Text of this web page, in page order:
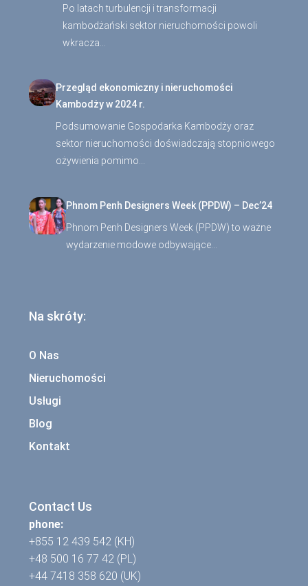
Po latach turbulencji i transformacji
kambodżański sektor nieruchomości powoli
wkracza…
Przegląd ekonomiczny i nieruchomości
Kambodży w 2024 r.
Podsumowanie Gospodarka Kambodży oraz
sektor nieruchomości doświadczają stopniowego
ożywienia pomimo…
Phnom Penh Designers Week (PPDW) – Dec’24
Phnom Penh Designers Week (PPDW) to ważne
wydarzenie modowe odbywające…
Na skróty:
O Nas
Nieruchomości
Usługi
Blog
Kontakt
Contact Us
phone:
+855 12 439 542 (KH)
+48 500 16 77 42 (PL)
+44 7418 358 620 (UK)